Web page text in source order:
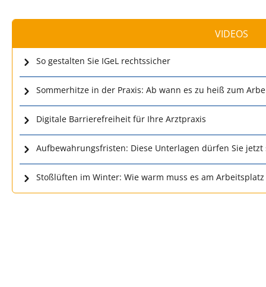
VIDEOS
So gestalten Sie IGeL rechtssicher
Sommerhitze in der Praxis: Ab wann es zu heiß zum
Digitale Barrierefreiheit für Ihre Arztpraxis
Aufbewahrungsfristen: Diese Unterlagen dürfen Sie
Stoßlüften im Winter: Wie warm muss es am Arbeitsplatz